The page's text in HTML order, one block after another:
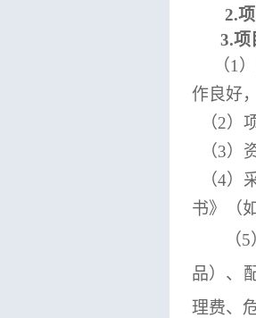
2.
3.项
（1
作良好
（2）
（3）
（4）
书》（
（5
品）、
理费、